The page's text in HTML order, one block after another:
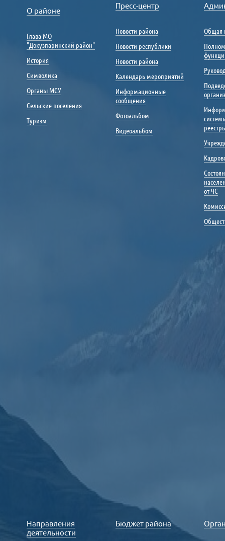
О районе
Глава МО
"Докузпаринский район"
История
Символика
Органы МСУ
Сельские поселения
Туризм
Пресс-центр
Новости района
Новости республики
Новости района
Календарь мероприятий
Информационные
сообщения
Фотоальбом
Видеоальбом
Общая
от ЧС
Направления
деятельности
Бюджет района